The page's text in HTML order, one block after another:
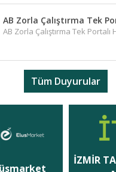
AB Zorla Çalıştırma Tek
AB Zorla Çalıştırma Tek Portalı
Tüm Duyurular
İZMİR